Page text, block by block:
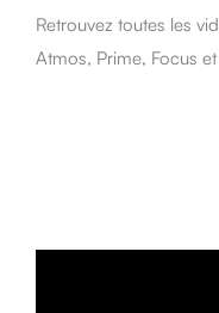
Retrouvez toutes les
Atmos, Prime, Focus